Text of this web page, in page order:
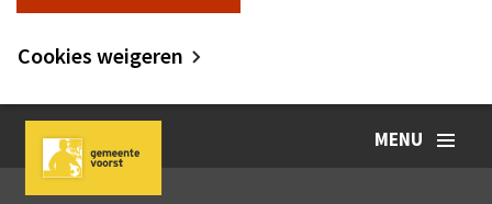
Cookies weigeren
MENU